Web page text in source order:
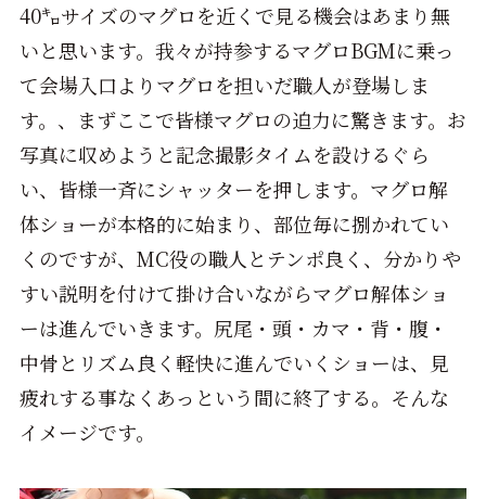
40㌔サイズのマグロを近くで見る機会はあまり無
いと思います。我々が持参するマグロBGMに乗っ
て会場入口よりマグロを担いだ職人が登場しま
す。、まずここで皆様マグロの迫力に驚きます。お
写真に収めようと記念撮影タイムを設けるぐら
い、皆様一斉にシャッターを押します。マグロ解
体ショーが本格的に始まり、部位毎に捌かれてい
くのですが、MC役の職人とテンポ良く、分かりや
すい説明を付けて掛け合いながらマグロ解体ショ
ーは進んでいきます。尻尾・頭・カマ・背・腹・
中骨とリズム良く軽快に進んでいくショーは、見
疲れする事なくあっという間に終了する。そんな
イメージです。